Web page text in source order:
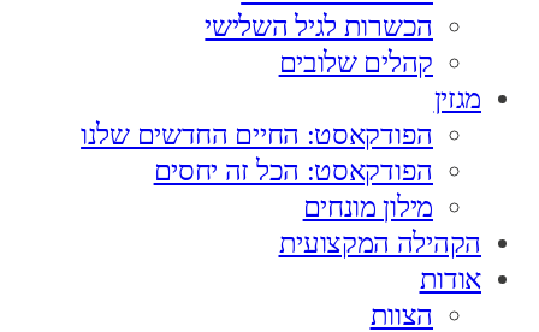
הכשרות לגיל השלישי
קהלים שלובים
מגזין
הפודקאסט: החיים החדשים שלנו
הפודקאסט: הכל זה יחסים
מילון מונחים
הקהילה המקצועית
אודות
הצוות